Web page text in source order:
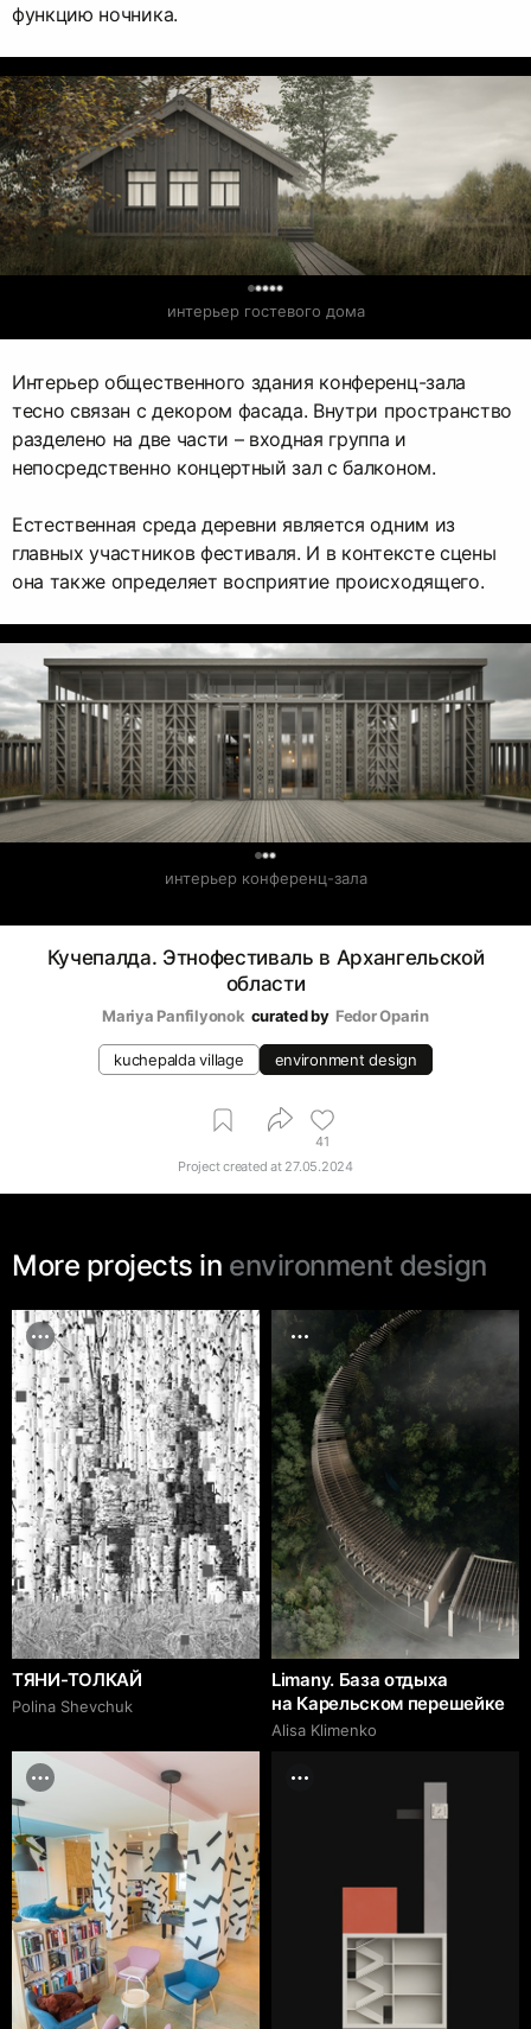
функцию ночника.
интерьер гостевого дома
Интерьер общественного здания конференц-зала
тесно связан с декором фасада. Внутри пространство
разделено на две части – входная группа и
непосредственно концертный зал с балконом.
Естественная среда деревни является одним из
главных участников фестиваля. И в контексте сцены
она также определяет восприятие происходящего.
интерьер конференц-зала
Кучепалда. Этнофестиваль в Архангельской
области
Mariya Panfilyonok curated by Fedor Oparin
kuchepalda village environment design
41
Project created at 27.05.2024
More projects in environment design
ТЯНИ-ТОЛКАЙ
Polina Shevchuk
Limany. База отдыха
на Карельском перешейке
Alisa Klimenko